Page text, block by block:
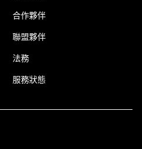
合作夥伴
聯盟夥伴
法務
服務狀態